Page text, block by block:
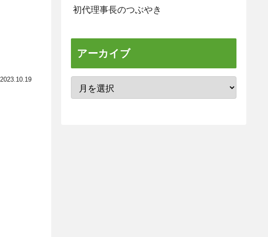
2023.10.19
初代理事長のつぶやき
アーカイブ